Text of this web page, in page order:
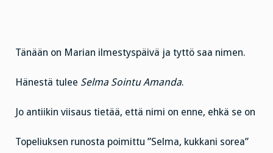
Tänään on Marian ilmestyspäivä ja tyttö saa nimen.
Hänestä tulee Selma Sointu Amanda.
Jo antiikin viisaus tietää, että nimi on enne, ehkä se on
Topeliuksen runosta poimittu ”Selma, kukkani sorea”